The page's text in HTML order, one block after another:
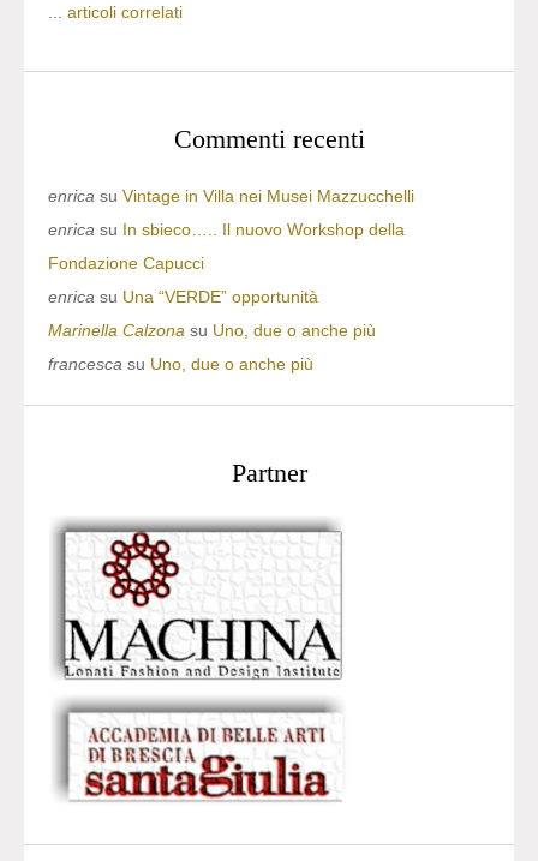
articoli correlati
Commenti recenti
enrica su Vintage in Villa nei Musei Mazzucchelli
enrica su In sbieco….. Il nuovo Workshop della
Fondazione Capucci
enrica su Una “VERDE” opportunità
Marinella Calzona su Uno, due o anche più
francesca su Uno, due o anche più
Partner